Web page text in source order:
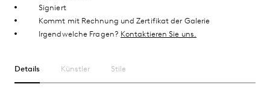
Signiert
Kommt mit Rechnung und Zertifikat der Galerie
Irgendwelche Fragen? Kontaktieren Sie uns.
Details Künstler Stile